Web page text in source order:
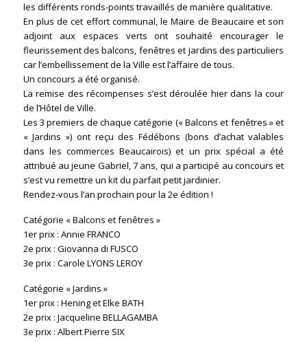
les différents ronds-points travaillés de manière qualitative.
En plus de cet effort communal, le Maire de Beaucaire et son
adjoint aux espaces verts ont souhaité encourager le
fleurissement des balcons, fenêtres et jardins des particuliers
car l’embellissement de la Ville est l’affaire de tous.
Un concours a été organisé.
La remise des récompenses s’est déroulée hier dans la cour
de l’Hôtel de Ville.
Les 3 premiers de chaque catégorie (« Balcons et fenêtres » et
« Jardins ») ont reçu des Fédébons (bons d’achat valables
dans les commerces Beaucairois) et un prix spécial a été
attribué au jeune Gabriel, 7 ans, qui a participé au concours et
s’est vu remettre un kit du parfait petit jardinier.
Rendez-vous l’an prochain pour la 2e édition !
Catégorie « Balcons et fenêtres »
1er prix : Annie FRANCO
2e prix : Giovanna di FUSCO
3e prix : Carole LYONS LEROY
Catégorie « Jardins »
1er prix : Hening et Elke BATH
2e prix : Jacqueline BELLAGAMBA
3e prix : Albert Pierre SIX